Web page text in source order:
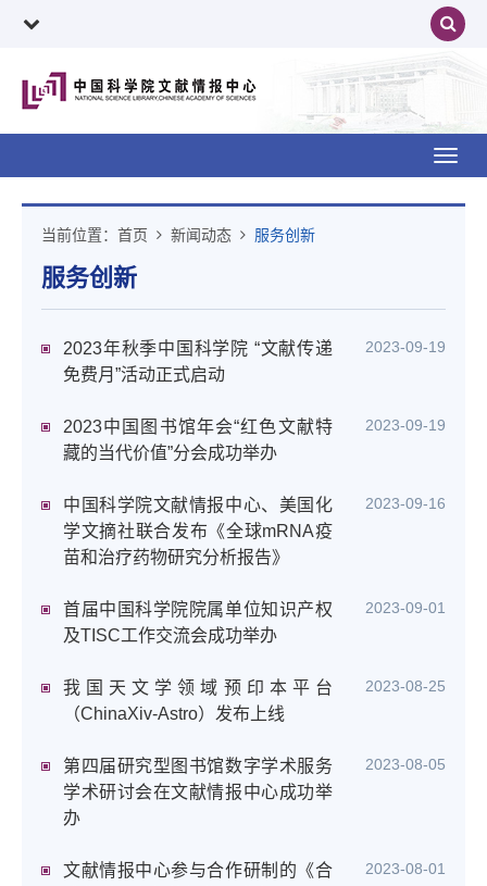
当前位置： 首页 新闻动态 服务创新
服务创新
2023年秋季中国科学院 “文献传递
免费月”活动正式启动
2023-09-19
2023中国图书馆年会“红色文献特
藏的当代价值”分会成功举办
2023-09-19
中国科学院文献情报中心、美国化
学文摘社联合发布《全球mRNA疫
苗和治疗药物研究分析报告》
2023-09-16
首届中国科学院院属单位知识产权
及TISC工作交流会成功举办
2023-09-01
我国天文学领域预印本平台
（ChinaXiv-Astro）发布上线
2023-08-25
第四届研究型图书馆数字学术服务
学术研讨会在文献情报中心成功举
办
2023-08-05
文献情报中心参与合作研制的《合
2023-08-01